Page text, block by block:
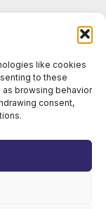
like cookies
to these
browsing behavior
consent,